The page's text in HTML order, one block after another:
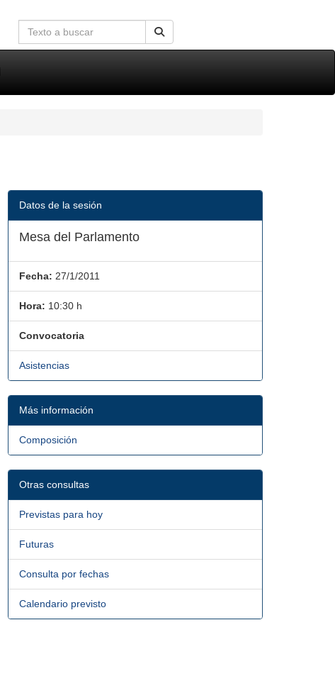
Datos de la sesión
Mesa del Parlamento
Fecha: 27/1/2011
Hora: 10:30 h
Convocatoria
Asistencias
Más información
Composición
Otras consultas
Previstas para hoy
Futuras
Consulta por fechas
Calendario previsto